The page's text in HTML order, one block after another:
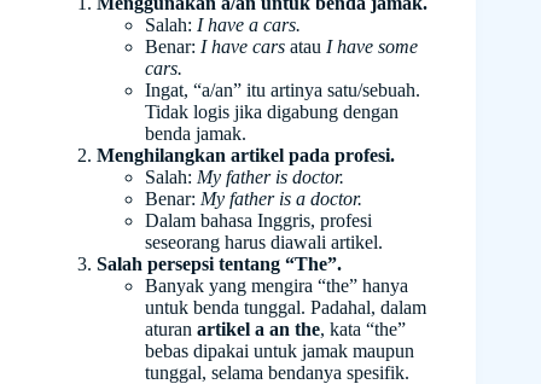
Salah: I have a cars.
Benar: I have cars atau I have some
cars.
Ingat, “a/an” itu artinya satu/sebuah.
Tidak logis jika digabung dengan
benda jamak.
Menghilangkan artikel pada profesi.
Salah: My father is doctor.
Benar: My father is a doctor.
Dalam bahasa Inggris, profesi
seseorang harus diawali artikel.
Salah persepsi tentang “The”.
Banyak yang mengira “the” hanya
untuk benda tunggal. Padahal, dalam
aturan artikel a an the, kata “the”
bebas dipakai untuk jamak maupun
tunggal, selama bendanya spesifik.